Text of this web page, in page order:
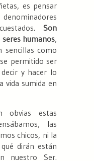
es pensar
Son
humanos,
sencillas como
permitido ser
y hacer lo
vida sumida en
obvias estas
las
chicos, ni la
qué dirán están
nuestro Ser.